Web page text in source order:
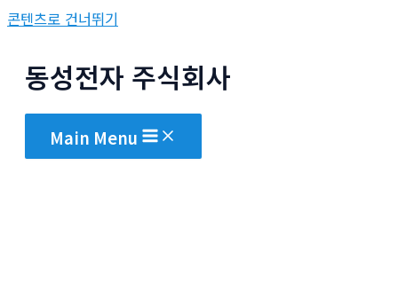
콘텐츠로 건너뛰기
동성전자 주식회사
Main Menu